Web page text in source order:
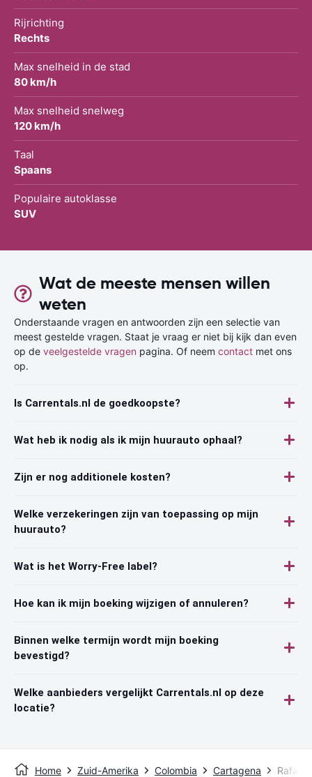
Rijrichting
Rechts
Max snelheid in de stad
80 km/h
Max snelheid snelweg
120 km/h
Taal
Spaans
Populaire autoklasse
SUV
Wat de meeste mensen willen
weten
Onderstaande vragen en antwoorden zijn een selectie van
meest gestelde vragen. Staat je vraag er niet bij kijk dan even
op de veelgestelde vragen pagina. Of neem contact met ons
op.
Is Carrentals.nl de goedkoopste?
Wat heb ik nodig als ik mijn huurauto ophaal?
Zijn er nog additionele kosten?
Welke verzekeringen zijn van toepassing op mijn
huurauto?
Wat is het Worry-Free label?
Hoe kan ik mijn boeking wijzigen of annuleren?
Binnen welke termijn wordt mijn boeking
bevestigd?
Welke aanbieders vergelijkt Carrentals.nl op deze
locatie?
Home Zuid-Amerika Colombia Cartagena Rafael